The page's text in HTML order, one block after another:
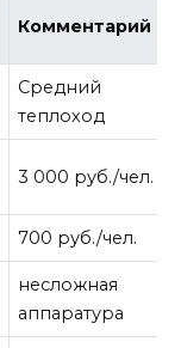
Комментарий
Средний
теплоход
3 000 руб./чел.
700 руб./чел.
несложная
аппаратура